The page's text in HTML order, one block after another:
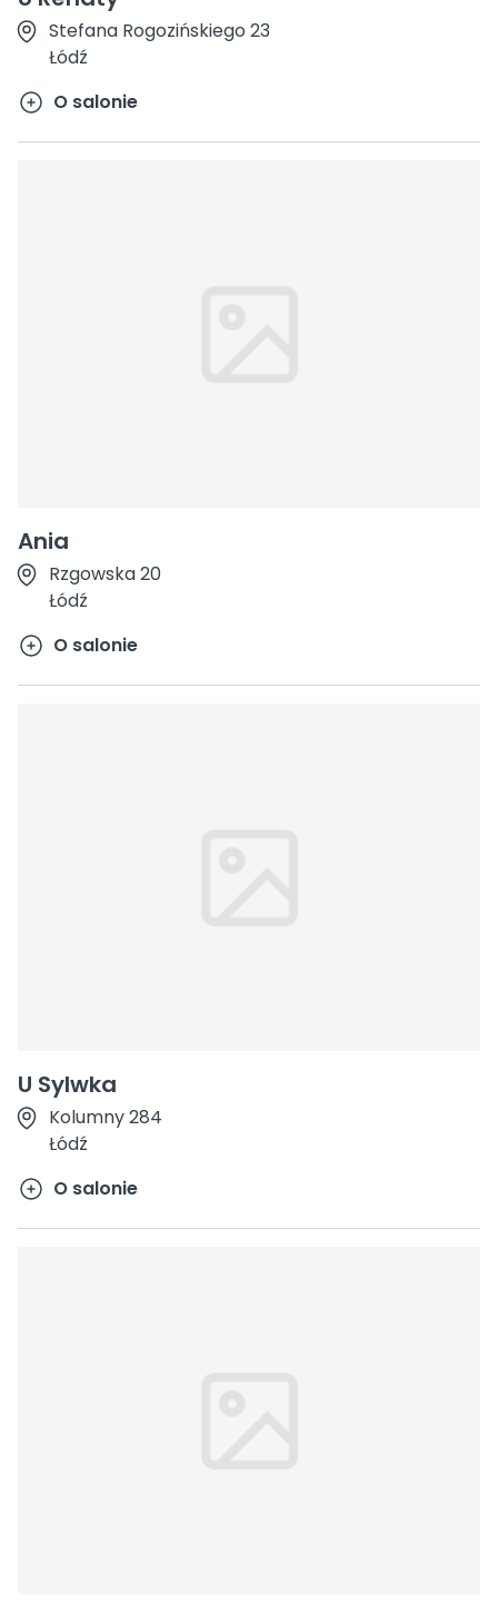
Stefana Rogozińskiego 23
Łódź
O salonie
Ania
Rzgowska 20
Łódź
O salonie
U Sylwka
Kolumny 284
Łódź
O salonie